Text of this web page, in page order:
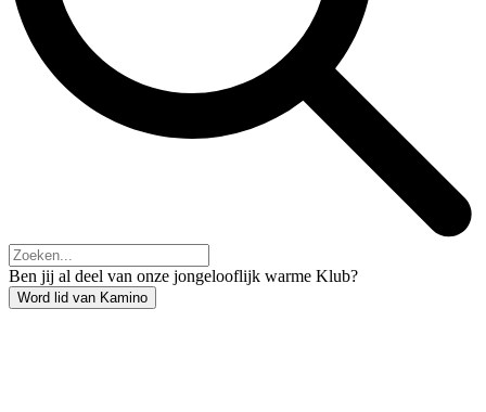
Ben jij al deel van onze jongelooflijk warme Klub?
Word lid van Kamino